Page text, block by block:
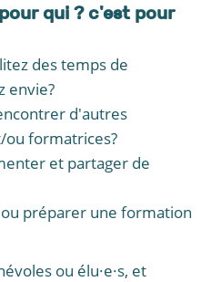
qui ? c'est pour
des temps de
envie?
d'autres
ou formatrices?
et partager de
préparer une formation
ou élu·e·s, et